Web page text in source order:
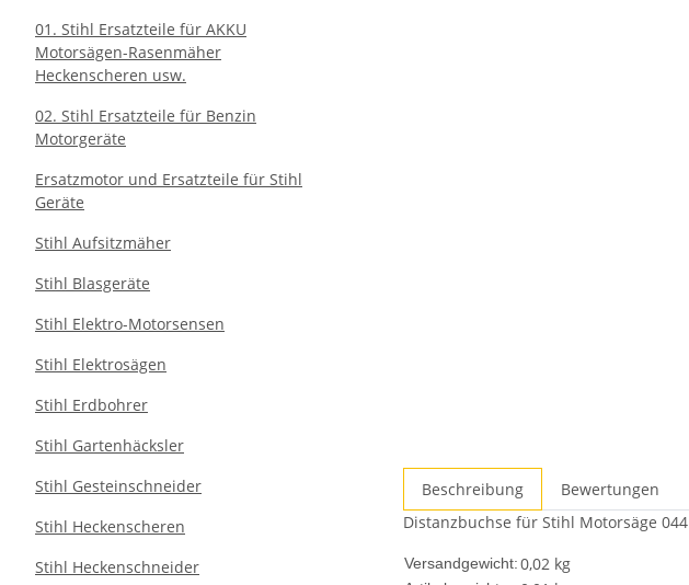
Beschreibung
Bewertungen
Distanzbuchse für Stihl Motorsäge
Versandgewicht:0,02 kg
01. Stihl Ersatzteile für AKKU
Motorsägen-Rasenmäher
Heckenscheren usw.
02. Stihl Ersatzteile für Benzin
Motorgeräte
Ersatzmotor und Ersatzteile für Stihl
Geräte
Stihl Aufsitzmäher
Stihl Blasgeräte
Stihl Elektro-Motorsensen
Stihl Elektrosägen
Stihl Erdbohrer
Stihl Gartenhäcksler
Stihl Gesteinschneider
Stihl Heckenscheren
Stihl Heckenschneider